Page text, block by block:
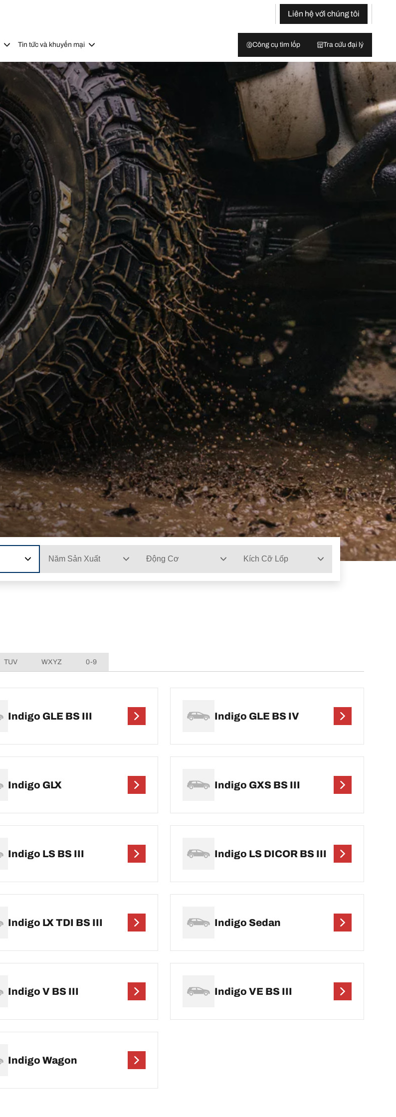
Liên hệ với chúng tôi
Tin tức và khuyến mại Công cụ tìm lốp Tra cứu đại lý
Năm Sản Xuất Động Cơ Kích Cỡ Lốp
TUV WXYZ 0-9
Indigo GLE BS III Indigo GLE BS IV
Indigo GLX Indigo GXS BS III
Indigo LS BS III Indigo LS DICOR BS III
Indigo LX TDI BS III Indigo Sedan
Indigo V BS III Indigo VE BS III
Indigo Wagon